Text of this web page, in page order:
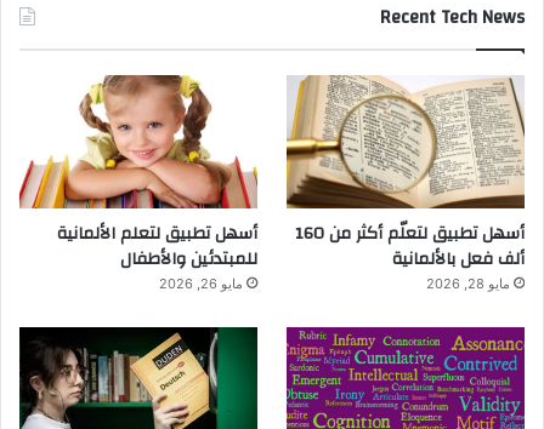
Recent Tech News
أسهل تطبيق لتعلّم أكثر من 160
ألف فعل بالألمانية
مايو 28, 2026
أسهل تطبيق لتعلم الألمانية
للمبتدئين والأطفال
مايو 26, 2026